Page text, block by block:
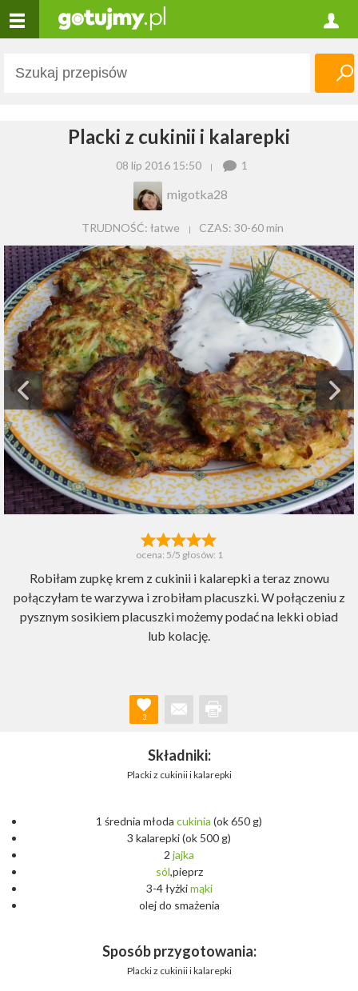
Placki z cukinii i kalarepki
08 lip 2016 15:50 1
migotka28
TRUDNOŚĆ: łatwe CZAS:30-60 min
ocena: 5/5 głosów: 1
Robiłam zupkę krem z cukinii i kalarepki a teraz znowu
połączyłam te warzywa i zrobiłam placuszki. W połączeniu z
pysznym sosikiem placuszki możemy podać na lekki obiad
lub kolację.
3
Składniki:
Placki z cukinii i kalarepki
1 średnia młoda cukinia (ok 650 g)
3 kalarepki (ok 500 g)
2 jajka
sól,pieprz
3-4 łyżkimąki
olej do smażenia
Sposób przygotowania:
Placki z cukinii i kalarepki